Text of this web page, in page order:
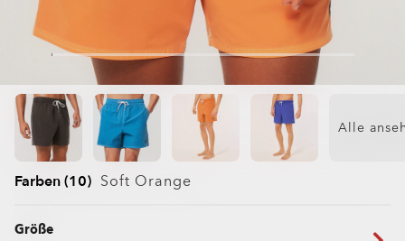
Alle
Farben (10) Soft Orange
Größe